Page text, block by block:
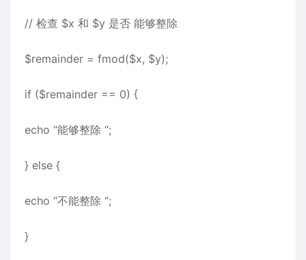
// 检查 $x 和 $y 是否 能够整除
$remainder = fmod($x, $y);
if ($remainder == 0) {
echo “能够整除 “;
} else {
echo “不能整除 “;
}